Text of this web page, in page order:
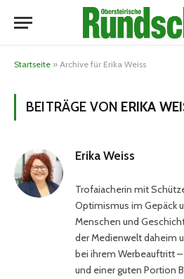
Startseite » Archive für Erika Weiss
BEITRÄGE VON ERIKA
Erika Weiss
Trofaiacherin mit
Optimismus im Gepäck
Menschen und
der Medienwelt daheim
bei ihrem Werbeauftritt
und einer guten Portion